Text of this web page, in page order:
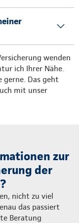
wenden
ich Ihrer Nähe.
gerne. Das geht
mit unser
zur
der
nicht zu viel
das passiert
Beratung